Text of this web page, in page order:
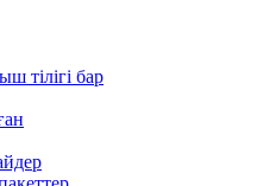
тілігі бар